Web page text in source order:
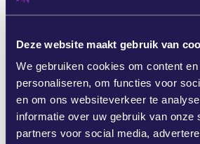
Deze website maakt gebruik van
We gebruiken cookies om content
personaliseren, om functies voor
en om ons websiteverkeer te
informatie over uw gebruik van onze
partners voor social media,
5/elon-musk-x-fined-eu-first-
[2] https://www.reuters.com/
policy-regulation/eu-delay-high-
2027-after-big-tech-pushback-
https://www.euractiv.com/news/
spark-fears-and-doubts-on-
https://www.politico.eu/article/